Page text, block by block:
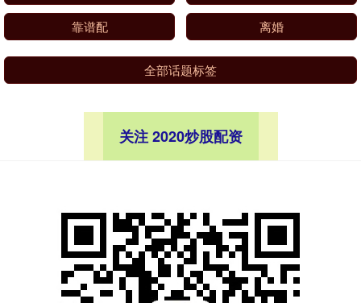
靠谱配 离婚
全部话题标签
关注 2020炒股配资